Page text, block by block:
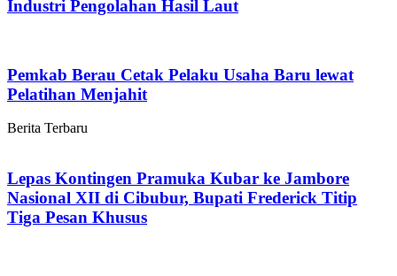
Industri Pengolahan Hasil Laut
Pemkab Berau Cetak Pelaku Usaha Baru lewat
Pelatihan Menjahit
Berita Terbaru
Lepas Kontingen Pramuka Kubar ke Jambore
Nasional XII di Cibubur, Bupati Frederick Titip
Tiga Pesan Khusus